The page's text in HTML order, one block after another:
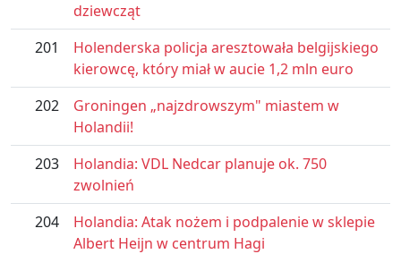
dziewcząt
201
Holenderska policja aresztowała belgijskiego
kierowcę, który miał w aucie 1,2 mln euro
202
Groningen „najzdrowszym" miastem w
Holandii!
203
Holandia: VDL Nedcar planuje ok. 750
zwolnień
204
Holandia: Atak nożem i podpalenie w sklepie
Albert Heijn w centrum Hagi